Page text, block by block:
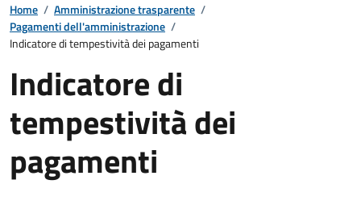
Home / Amministrazione trasparente /
Pagamenti dell'amministrazione /
Indicatore di tempestività dei pagamenti
Indicatore di
tempestività dei
pagamenti